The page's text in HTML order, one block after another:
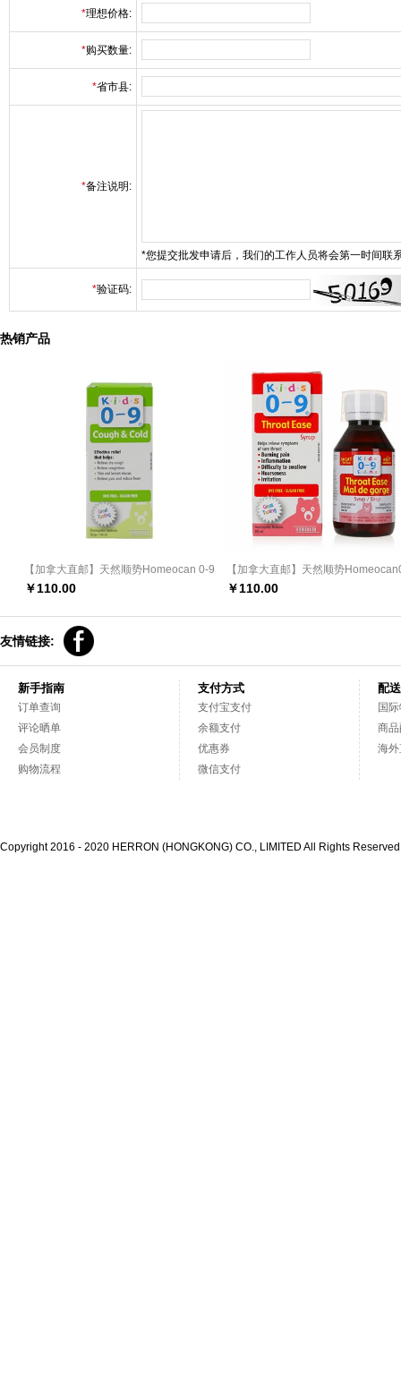
*理想价格:
*购买数量:
*省市县:
*备注说明:
*您提交批发申请后，我们的工作人员将会第一时间联
*验证码:
热销产品
【加拿大直邮】天然顺势Homeocan 0-9
岁儿童植物咳嗽糖浆日用
￥110.00
【加拿大直邮】天然顺势
岁儿童植物缓解咽喉肿痛糖浆
￥110.00
友情链接:
新手指南
订单查询
评论晒单
会员制度
购物流程
支付方式
支付宝支付
余额支付
优惠券
微信支付
配
国
商
海
Copyright 2016 - 2020 HERRON (HONGKONG) CO., LIMITED All Rights